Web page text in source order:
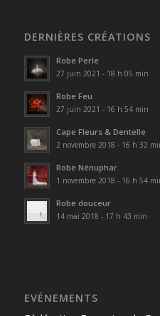
DERNIÈRES CRÉATIONS
Robe Perle
27 juin 2021 - 18 h 05 min
Robe Feu
27 juin 2021 - 16 h 54 min
Cape Fleurs & Dentelle
2 novembre 2018 - 16 h 32
Robe Nénuphar
1 novembre 2018 - 16 h 54
Robe douceur
14 mai 2018 - 17 h 43 min
EVÉNEMENTS